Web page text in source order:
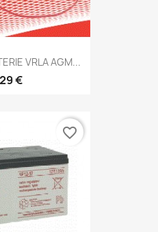
VRLA AGM...
€
favorite_border